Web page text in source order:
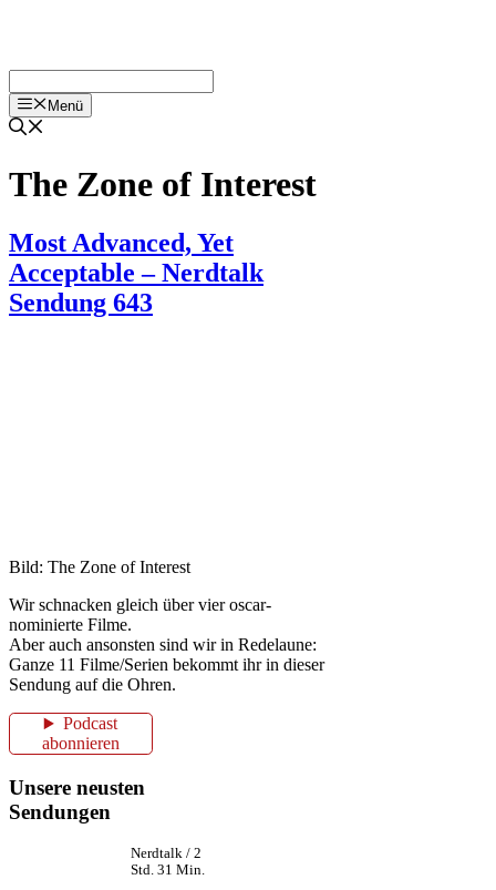
Menü
The Zone of Interest
Most Advanced, Yet
Acceptable – Nerdtalk
Sendung 643
Bild: The Zone of Interest
Wir schnacken gleich über vier oscar-
nominierte Filme.
Aber auch ansonsten sind wir in Redelaune:
Ganze 11 Filme/Serien bekommt ihr in dieser
Sendung auf die Ohren.
Podcast
abonnieren
Unsere neusten
Sendungen
Nerdtalk / 2
Std. 31 Min.